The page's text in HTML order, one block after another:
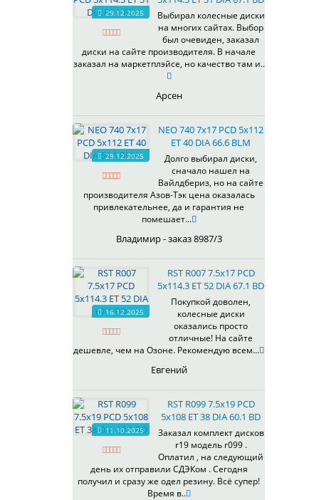
336
337
401
408
410
411
414
417
423
426
428
429
430
433
438
503
505
508
511
66,6
67,1
70,1
72,6
73,1
74,1
75.1
78.1
98
98,1
HS
MG
MGM
OrD
SL
W
WB
WD
29.12.2025
Выбирал колесные диски
на многих сайтах. Выбор
был очевиден, заказал
диски на сайте производителя. В начале
заказал на маркетплэйсе, но качество там и..
Арсен
29.12.2025
NEO 740 7x17 PCD 5x112
ET 40 DIA 66.6 BLM
Долго выбирал диски,
сначало нашел на
Вайлдбериз, но на сайте
производителя Азов-Тэк цена оказалась
привлекательнее, да и гарантия не
помешает...
Владимир - заказ 8987/3
16.12.2025
RST R007 7.5x17 PCD
5x114.3 ET 52 DIA 67.1 BD
Покупкой доволен,
колесные диски
оказались просто
отличные! На сайте
дешевле, чем на Озоне. Рекомендую всем...
Евгений
11.10.2025
RST R099 7.5x19 PCD
5x108 ET 38 DIA 60.1 BD
Заказал комплект дисков
r19 модель r099 .
Оплатил , на следующий
день их отправили СДЭКом . Сегодня
получил и сразу же одел резину. Всё супер!
Время в..